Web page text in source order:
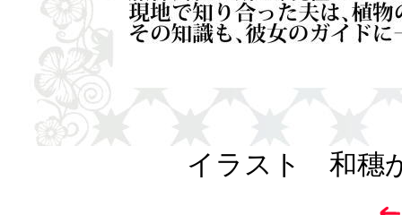
イラスト 和